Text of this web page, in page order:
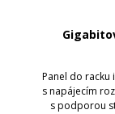
Panel do racku
s napájecím
s podporou